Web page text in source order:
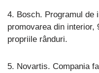
4. Bosch. Programul de
promovarea din interior,
propriile rânduri.
5. Novartis. Compania